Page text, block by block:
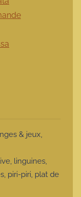
& jeux,
, linguines,
, piri-piri, plat de